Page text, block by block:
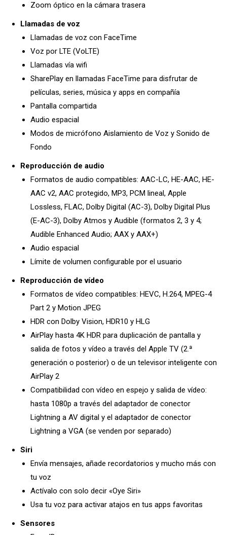
Zoom óptico en la cámara trasera
Llamadas de voz
Llamadas de voz con FaceTime
Voz por LTE (VoLTE)
Llamadas vía wifi
SharePlay en llamadas FaceTime para disfrutar de
películas, series, música y apps en compañía
Pantalla compartida
Audio espacial
Modos de micrófono Aislamiento de Voz y Sonido de
Fondo
Reproducción de audio
Formatos de audio compatibles: AAC-LC, HE-AAC, HE-
AAC v2, AAC protegido, MP3, PCM lineal, Apple
Lossless, FLAC, Dolby Digital (AC-3), Dolby Digital Plus
(E-AC-3), Dolby Atmos y Audible (formatos 2, 3 y 4;
Audible Enhanced Audio; AAX y AAX+)
Audio espacial
Límite de volumen configurable por el usuario
Reproducción de vídeo
Formatos de vídeo compatibles: HEVC, H.264, MPEG-4
Part 2 y Motion JPEG
HDR con Dolby Vision, HDR10 y HLG
AirPlay hasta 4K HDR para duplicación de pantalla y
salida de fotos y vídeo a través del Apple TV (2.ª
generación o posterior) o de un televisor inteligente con
AirPlay 2
Compatibilidad con vídeo en espejo y salida de vídeo:
hasta 1080p a través del adaptador de conector
Lightning a AV digital y el adaptador de conector
Lightning a VGA (se venden por separado)
Siri
Envía mensajes, añade recordatorios y mucho más con
tu voz
Actívalo con solo decir «Oye Siri»
Usa tu voz para activar atajos en tus apps favoritas
Sensores